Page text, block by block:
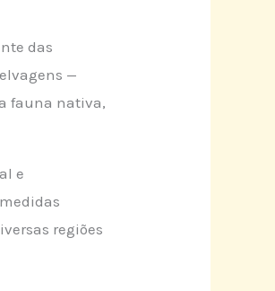
das
—
fauna nativa,
e
regiões